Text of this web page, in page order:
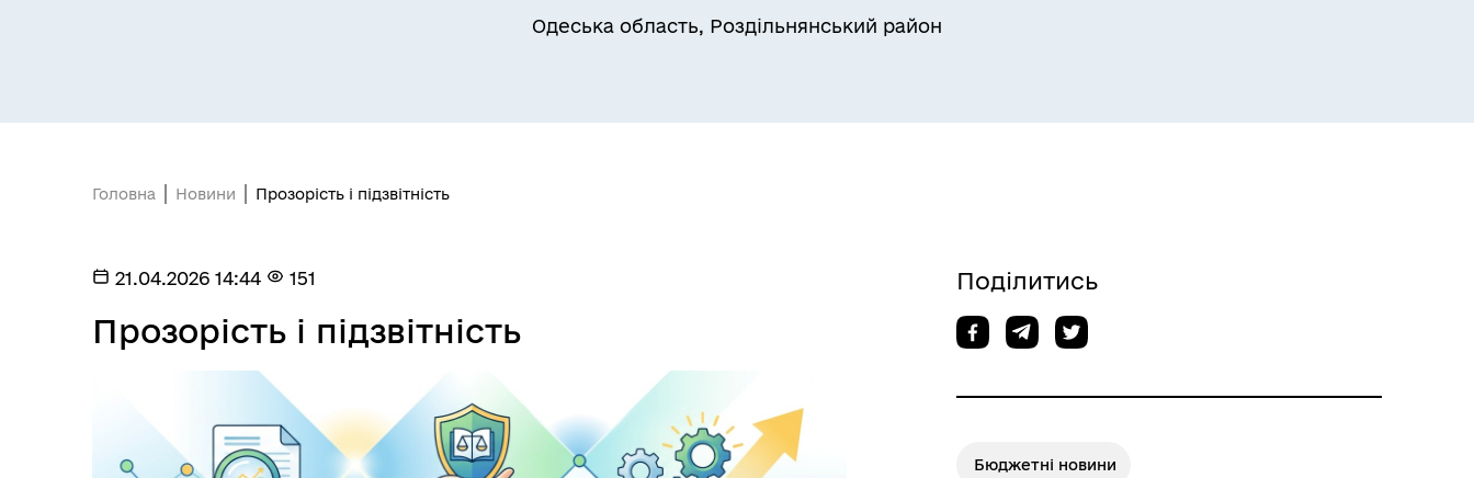
Одеська область, Роздільнянський район
Головна Новини Прозорість і підзвітність
21.04.2026 14:44 151
Прозорість і підзвітність
Поділитись
Бюджетні новини